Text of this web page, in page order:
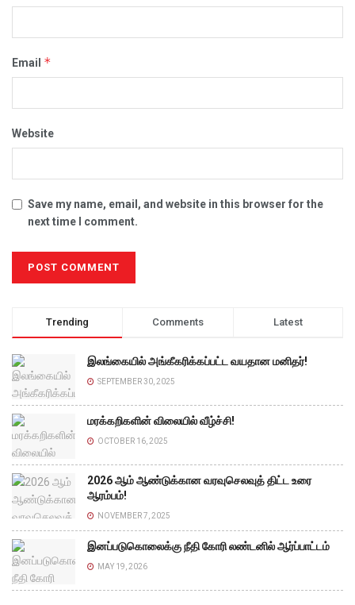
Email *
Website
Save my name, email, and website in this browser for the
next time I comment.
Trending Comments Latest
இலங்கையில் அங்கீகரிக்கப்பட்ட வயதான மனிதர்!
SEPTEMBER 30, 2025
மரக்கறிகளின் விலையில் வீழ்ச்சி!
OCTOBER 16, 2025
2026 ஆம் ஆண்டுக்கான வரவுசெலவுத் திட்ட உரை
ஆரம்பம்!
NOVEMBER 7, 2025
இனப்படுகொலைக்கு நீதி கோரி லண்டனில் ஆர்ப்பாட்டம்
MAY 19, 2026